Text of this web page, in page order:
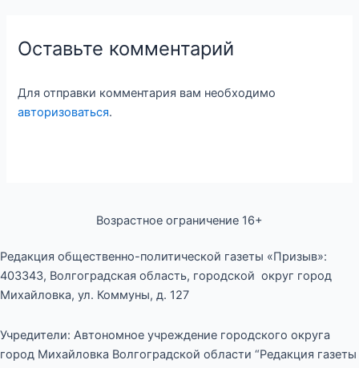
Оставьте комментарий
Для отправки комментария вам необходимо
авторизоваться.
Возрастное ограничение 16+
Редакция общественно-политической газеты «Призыв»:
403343, Волгоградская область, городской округ город
Михайловка, ул. Коммуны, д. 127
Учредители: Автономное учреждение городского округа
город Михайловка Волгоградской области “Редакция газеты